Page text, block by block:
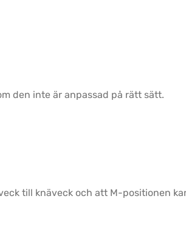
den inte är anpassad på rätt sätt.
till knäveck och att M-positionen